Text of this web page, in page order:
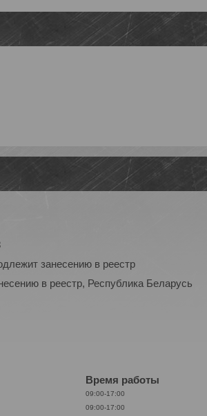
занесению в реестр
в реестр, Республика Беларусь
Время работы
09:00-17:00
09:00-17:00